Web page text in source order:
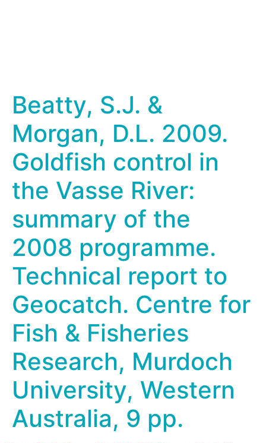
Beatty, S.J. &
Morgan, D.L. 2009.
Goldfish control in
the Vasse River:
summary of the
2008 programme.
Technical report to
Geocatch. Centre for
Fish & Fisheries
Research, Murdoch
University, Western
Australia, 9 pp.